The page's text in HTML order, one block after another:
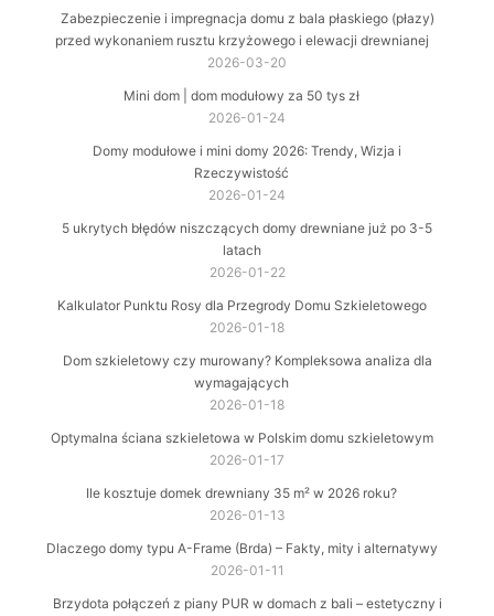
Zabezpieczenie i impregnacja domu z bala płaskiego (płazy)
przed wykonaniem rusztu krzyżowego i elewacji drewnianej
2026-03-20
Mini dom | dom modułowy za 50 tys zł
2026-01-24
Domy modułowe i mini domy 2026: Trendy, Wizja i
Rzeczywistość
2026-01-24
5 ukrytych błędów niszczących domy drewniane już po 3-5
latach
2026-01-22
Kalkulator Punktu Rosy dla Przegrody Domu Szkieletowego
2026-01-18
Dom szkieletowy czy murowany? Kompleksowa analiza dla
wymagających
2026-01-18
Optymalna ściana szkieletowa w Polskim domu szkieletowym
2026-01-17
Ile kosztuje domek drewniany 35 m² w 2026 roku?
2026-01-13
Dlaczego domy typu A-Frame (Brda) – Fakty, mity i alternatywy
2026-01-11
Brzydota połączeń z piany PUR w domach z bali – estetyczny i